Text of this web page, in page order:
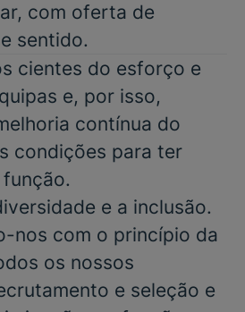
com oferta de
sentido.
cientes do esforço e
e, por isso,
contínua do
condições para ter
e a inclusão.
nos com o princípio da
os nossos
e seleção e